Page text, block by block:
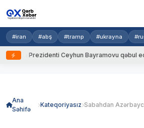
#iran #abş #tramp #ukrayna
Prezidenti Ceyhun Bayramovu qəbul edib
Ana
Səhifə
Kateqoriyasız